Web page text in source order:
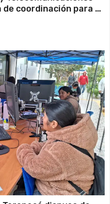
coordinación para el
en Iquique